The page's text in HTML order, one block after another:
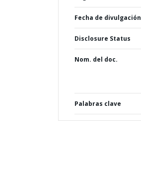
Fecha de divulgación
Disclosure Status
Nom. del doc.
Palabras clave